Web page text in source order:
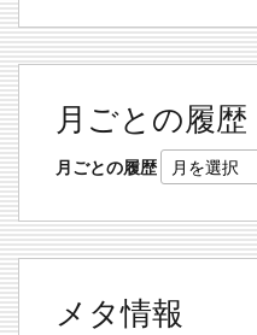
月ごとの履歴
月ごとの履歴
メタ情報